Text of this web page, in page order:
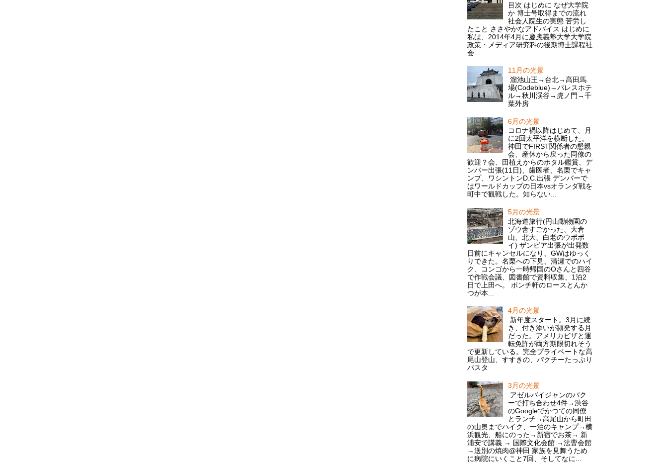
目次 はじめに なぜ大学院
か 博士号取得までの流れ
社会人院生の実態 苦労し
たこと ささやかなアドバイス はじめに
私は、2014年4月に慶應義塾大学大学院
政策・メディア研究科の後期博士課程社
会...
11月の光景
溜池山王→台北→高田馬
場(Codeblue)→パレスホテ
ル→秋川渓谷→虎ノ門→千
葉外房
6月の光景
コロナ禍以降はじめて、月
に2回太平洋を横断した。
神田でFIRST関係者の懇親
会、産休から戻った同僚の
歓迎？会、田植えからのホタル鑑賞、デ
ンバー出張(11日)、歯医者、名栗でキャ
ンプ、ワシントンD.C.出張 デンバーで
はワールドカップの日本vsオランダ戦を
町中で観戦した。知らない...
5月の光景
北海道旅行(円山動物園の
ゾウ舎すごかった、大倉
山、北大、白老のウポポ
イ) ザンビア出張が出発数
日前にキャンセルになり、GWはゆっく
りできた。名栗への下見、清瀬でのハイ
ク、コンゴから一時帰国のOさんと四谷
で作戦会議、図書館で資料収集、1泊2
日で上田へ。 ポンチ軒のロースとんか
つが本...
4月の光景
新年度スタート。3月に続
き、付き添いが頻発する月
だった。アメリカビザと運
転免許が両方期限切れそう
で更新している。完全プライベートな高
尾山登山、すすきの、パクチーたっぷり
パスタ
3月の光景
アゼルバイジャンのバク
ーで打ち合わせ4件→渋谷
のGoogleでかつての同僚
とランチ→高尾山から町田
の山奥までハイク、一泊のキャンプ→横
浜観光、船にのった→新宿でお茶→ 新
浦安で講義 → 国際文化会館 →法曹会館
→送別の焼肉@神田 家族を見舞うため
に病院にいくこと7回、そしてなに...